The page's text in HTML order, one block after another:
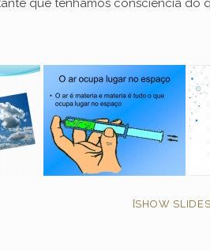
que tenhamos consciência do
[SHOW